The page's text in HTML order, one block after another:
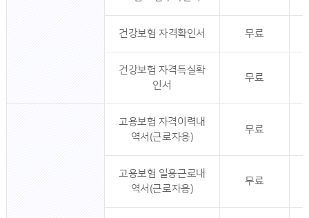
건강보험 자격확인서 무료
건강보험 자격득실확
인서
무료
고용보험 자격이력내
역서(근로자용)
무료
고용보험 일용근로내
역서(근로자용)
무료